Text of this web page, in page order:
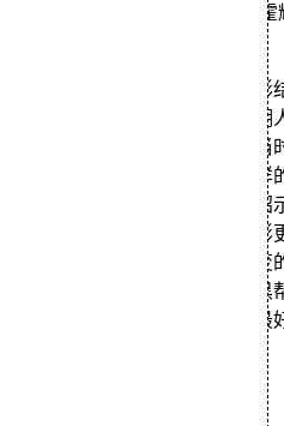
由 最佳拍档有限公司出品，
这是一部黑社会动作片，电
从踏进城寨就开始他们的江湖
一个进了警界，分别代表了
个时代警匪勾结的现象。同
兄弟一个死一个入狱，这正
云和吴镇宇精采的表现让电
倒置一般，本嚣张的吴镇宇
彩的刘青云倒恶狠狠的做了
象也让人比较深刻刻。它是